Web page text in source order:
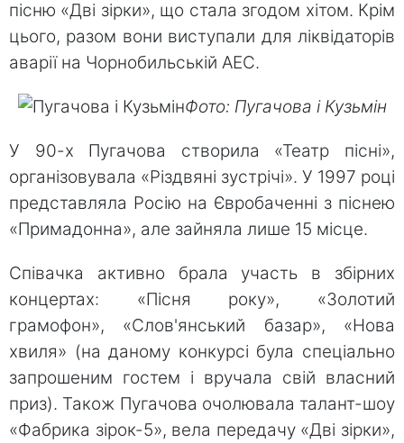
пісню «Дві зірки», що стала згодом хітом. Крім
цього, разом вони виступали для ліквідаторів
аварії на Чорнобильській АЕС.
Фото: Пугачова і Кузьмін
У 90-х Пугачова створила «Театр пісні»,
організовувала «Різдвяні зустрічі». У 1997 році
представляла Росію на Євробаченні з піснею
«Примадонна», але зайняла лише 15 місце.
Співачка активно брала участь в збірних
концертах: «Пісня року», «Золотий
грамофон», «Слов'янський базар», «Нова
хвиля» (на даному конкурсі була спеціально
запрошеним гостем і вручала свій власний
приз). Також Пугачова очолювала талант-шоу
«Фабрика зірок-5», вела передачу «Дві зірки»,